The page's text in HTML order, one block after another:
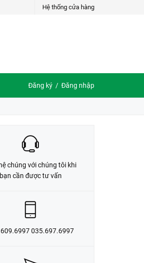
Hệ thống cửa hàng
Đăng ký / Đăng nhập
LIÊN HỆ ĐẶT HÀNG
chúng với chúng tôi khi
bạn cần được tư vấn
035.697.6997